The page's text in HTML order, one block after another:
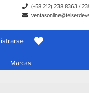
(+58-212) 238.8363 /
Marcas